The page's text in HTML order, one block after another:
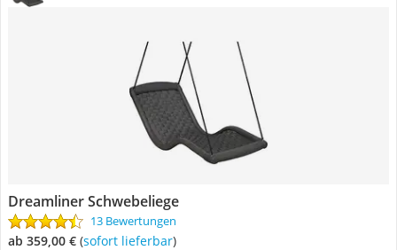
Dreamliner Schwebeliege
13 Bewertungen
ab 359,00 € ( Sofort lieferbar)